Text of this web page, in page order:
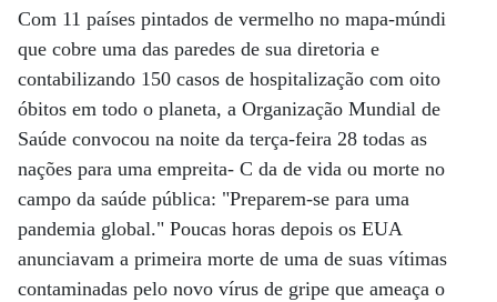
Com 11 países pintados de vermelho no mapa-múndi
que cobre uma das paredes de sua diretoria e
contabilizando 150 casos de hospitalização com oito
óbitos em todo o planeta, a Organização Mundial de
Saúde convocou na noite da terça-feira 28 todas as
nações para uma empreita- C da de vida ou morte no
campo da saúde pública: "Preparem-se para uma
pandemia global." Poucas horas depois os EUA
anunciavam a primeira morte de uma de suas vítimas
contaminadas pelo novo vírus de gripe que ameaça o